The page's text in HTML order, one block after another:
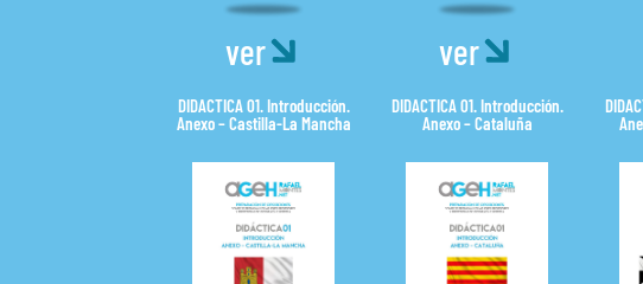
ver ver
DIDACTICA 01. Introducción.
Anexo – Castilla-La Mancha
DIDACTICA 01. Introducción.
Anexo – Cataluña